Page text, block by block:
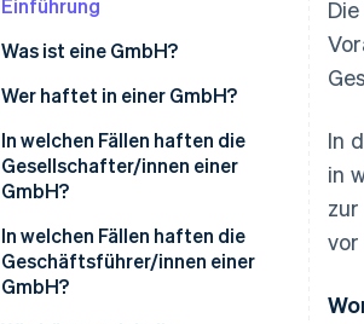
Einführung
Was ist eine GmbH?
Wer haftet in einer GmbH?
In welchen Fällen haften die
Gesellschafter/innen einer
GmbH?
Haftung vor der
Handelsregistereintragung
In welchen Fällen haften die
Geschäftsführer/innen einer
GmbH?
In
in